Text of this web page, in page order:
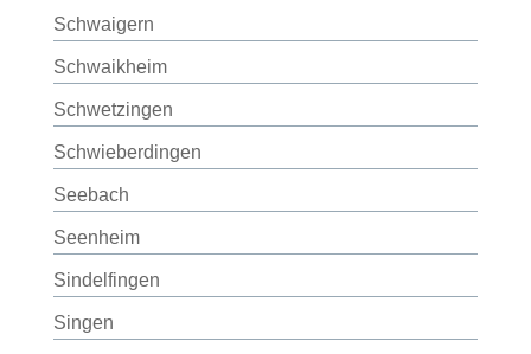
Schwaigern
Schwaikheim
Schwetzingen
Schwieberdingen
Seebach
Seenheim
Sindelfingen
Singen